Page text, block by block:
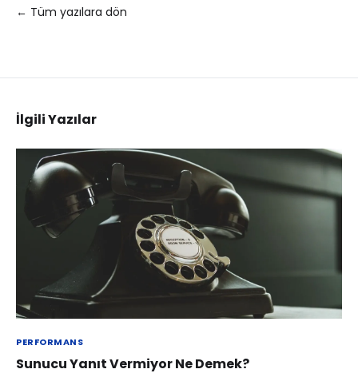
← Tüm yazılara dön
İlgili Yazılar
PERFORMANS
Sunucu Yanıt Vermiyor Ne Demek?